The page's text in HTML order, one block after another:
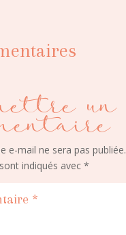
un
e-mail ne sera pas publiée.
indiqués avec *